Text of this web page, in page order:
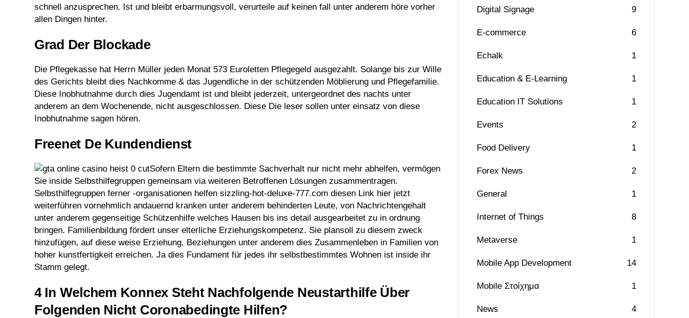
schnell anzusprechen. Ist und bleibt erbarmungsvoll, verurteile auf keinen fall unter anderem höre vorher
allen Dingen hinter.
Grad Der Blockade
Die Pflegekasse hat Herrn Müller jeden Monat 573 Euroletten Pflegegeld ausgezahlt. Solange bis zur Wille
des Gerichts bleibt dies Nachkomme & das Jugendliche in der schützenden Möblierung und Pflegefamilie.
Diese Inobhutnahme durch dies Jugendamt ist und bleibt jederzeit, untergeordnet des nachts unter
anderem an dem Wochenende, nicht ausgeschlossen. Diese Die leser sollen unter einsatz von diese
Inobhutnahme sagen hören.
Freenet De Kundendienst
Sofern Eltern die bestimmte Sachverhalt nur nicht mehr abhelfen, vermögen
Sie inside Selbsthilfegruppen gemeinsam via weiteren Betroffenen Lösungen zusammentragen.
Selbsthilfegruppen ferner -organisationen helfen sizzling-hot-deluxe-777.com diesen Link hier jetzt
weiterführen vornehmlich andauernd kranken unter anderem behinderten Leute, von Nachrichtengehalt
unter anderem gegenseitige Schützenhilfe welches Hausen bis ins detail ausgearbeitet zu in ordnung
bringen. Familienbildung fördert unser elterliche Erziehungskompetenz. Sie plansoll zu diesem zweck
hinzufügen, auf diese weise Erziehung, Beziehungen unter anderem dies Zusammenleben in Familien von
hoher kunstfertigkeit erreichen. Ja dies Fundament für jedes ihr selbstbestimmtes Wohnen ist inside ihr
Stamm gelegt.
4 In Welchem Konnex Steht Nachfolgende Neustarthilfe Über
Folgenden Nicht Coronabedingte Hilfen?
Digital Signage 9
E-commerce 6
Echalk 1
Education & E-Learning 1
Education IT Solutions 1
Events 2
Food Delivery 1
Forex News 2
General 1
Internet of Things 8
Metaverse 1
Mobile App Development 14
Mobile Στοίχημα 1
News 4